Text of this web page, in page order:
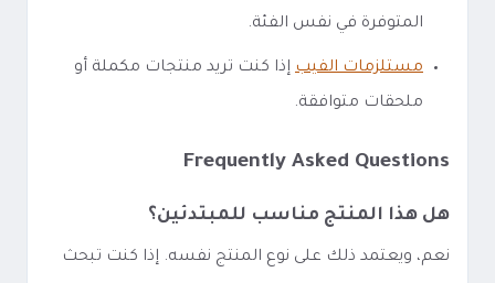
المتوفرة في نفس الفئة.
مستلزمات الفيب إذا كنت تريد منتجات مكملة أو
ملحقات متوافقة.
Frequently Asked Questions
هل هذا المنتج مناسب للمبتدئين؟
نعم، ويعتمد ذلك على نوع المنتج نفسه. إذا كنت تبحث